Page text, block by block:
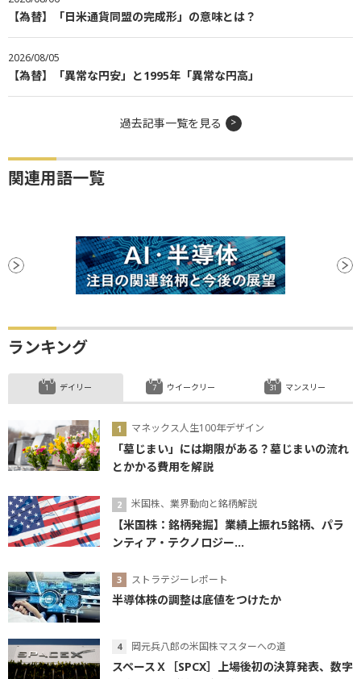
【為替】「日米通貨同盟の完成形」の意味とは？
2026/08/05
【為替】「異常な円安」と1995年「異常な円高」
過去記事一覧を見る
関連用語一覧
ランキング
デイリー
マネックス人生100年デザイン
「墓じまい」には期限がある？墓じまいの流れ
とかかる費用を解説
米国株、業界動向と銘柄解説
【米国株：銘柄発掘】業績上振れ5銘柄、パラ
ンティア・テクノロジー...
ストラテジーレポート
半導体株の調整は底値をつけたか
岡元兵八郎の米国株マスターへの道
スペースＸ［SPCX］上場後初の決算発表、数字
ウイークリー マンスリー